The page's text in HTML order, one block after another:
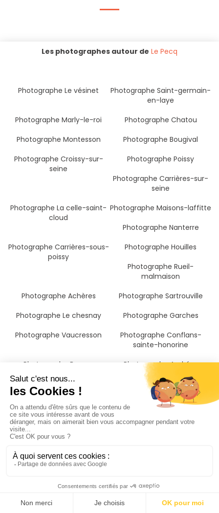
Les photographes autour de Le Pecq
Photographe Le vésinet
Photographe Saint-germain-
en-laye
Photographe Marly-le-roi
Photographe Chatou
Photographe Montesson
Photographe Bougival
Photographe Croissy-sur-
seine
Photographe Poissy
Photographe Carrières-sur-
seine
Photographe La celle-saint-
cloud
Photographe Maisons-laffitte
Photographe Nanterre
Photographe Carrières-sous-
poissy
Photographe Houilles
Photographe Rueil-
malmaison
Photographe Achères
Photographe Sartrouville
Photographe Le chesnay
Photographe Garches
Photographe Vaucresson
Photographe Conflans-
sainte-honorine
Photographe Bezons
Photographe Andrésy
Photographe Villepreux
Photographe Fontenay-le-
fleury
Photographe Puteaux
Photographe Chanteloup-
colombes
cormeilles
Photographe Colombes
Photographe Vernouillet